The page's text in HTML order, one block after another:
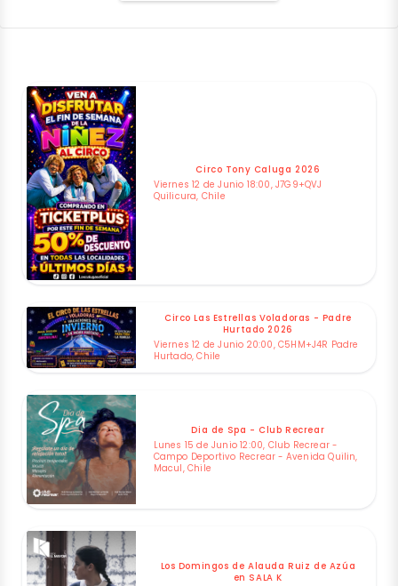
Circo Tony Caluga 2026
Viernes 12 de Junio 18:00, J7G9+QVJ
Quilicura, Chile
Circo Las Estrellas Voladoras - Padre
Hurtado 2026
Viernes 12 de Junio 20:00, C5HM+J4R Padre
Hurtado, Chile
Dia de Spa - Club Recrear
Lunes 15 de Junio 12:00, Club Recrear -
Campo Deportivo Recrear - Avenida Quilin,
Macul, Chile
Los Domingos de Alauda Ruiz de Azúa
en SALA K